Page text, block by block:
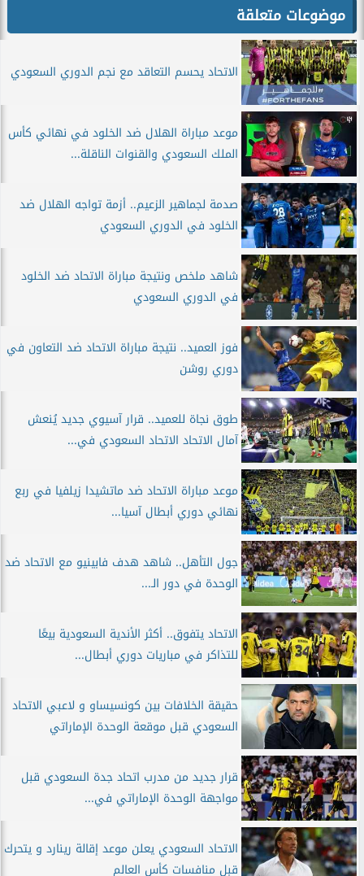
موضوعات متعلقة
الاتحاد يحسم التعاقد مع نجم الدوري السعودي
موعد مباراة الهلال ضد الخلود في نهائي كأس
الملك السعودي والقنوات الناقلة...
صدمة لجماهير الزعيم.. أزمة تواجه الهلال ضد
الخلود في الدوري السعودي
شاهد ملخص ونتيجة مباراة الاتحاد ضد الخلود
في الدوري السعودي
فوز العميد.. نتيجة مباراة الاتحاد ضد التعاون في
دوري روشن
طوق نجاة للعميد.. قرار آسيوي جديد يُنعش
آمال الاتحاد الاتحاد السعودي في...
موعد مباراة الاتحاد ضد ماتشيدا زيلفيا في ربع
نهائي دوري أبطال آسيا...
جول التأهل.. شاهد هدف فابينيو مع الاتحاد ضد
الوحدة في دور الـ...
الاتحاد يتفوق.. أكثر الأندية السعودية بيعًا
للتذاكر في مباريات دوري أبطال...
حقيقة الخلافات بين كونسيساو و لاعبي الاتحاد
السعودي قبل موقعة الوحدة الإماراتي
قرار جديد من مدرب اتحاد جدة السعودي قبل
مواجهة الوحدة الإماراتي في...
الاتحاد السعودي يعلن موعد إقالة رينارد و يتحرك
قبل منافسات كأس العالم